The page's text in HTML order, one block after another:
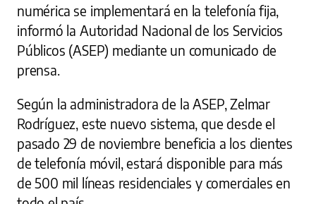
numérica se implementará en la telefonía fija,
informó la Autoridad Nacional de los Servicios
Públicos (ASEP) mediante un comunicado de
prensa.
Según la administradora de la ASEP, Zelmar
Rodríguez, este nuevo sistema, que desde el
pasado 29 de noviembre beneficia a los clientes
de telefonía móvil, estará disponible para más
de 500 mil líneas residenciales y comerciales en